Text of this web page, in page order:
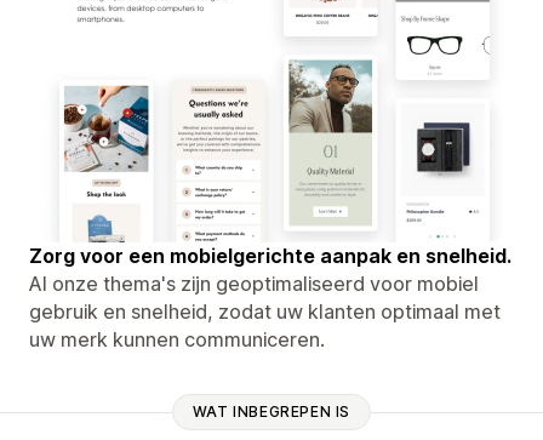
Zorg voor een mobielgerichte aanpak en snelheid.
Al onze thema's zijn geoptimaliseerd voor mobiel
gebruik en snelheid, zodat uw klanten optimaal met
uw merk kunnen communiceren.
WAT INBEGREPEN IS